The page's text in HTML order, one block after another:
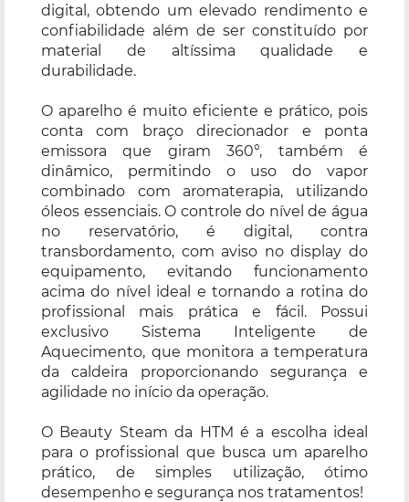
digital, obtendo um elevado rendimento e
confiabilidade além de ser constituído por
material de altíssima qualidade e
durabilidade.
O aparelho é muito eficiente e prático, pois
conta com braço direcionador e ponta
emissora que giram 360°, também é
dinâmico, permitindo o uso do vapor
combinado com aromaterapia, utilizando
óleos essenciais. O controle do nível de água
no reservatório, é digital, contra
transbordamento, com aviso no display do
equipamento, evitando funcionamento
acima do nível ideal e tornando a rotina do
profissional mais prática e fácil. Possui
exclusivo Sistema Inteligente de
Aquecimento, que monitora a temperatura
da caldeira proporcionando segurança e
agilidade no início da operação.
O Beauty Steam da HTM é a escolha ideal
para o profissional que busca um aparelho
prático, de simples utilização, ótimo
desempenho e segurança nos tratamentos!